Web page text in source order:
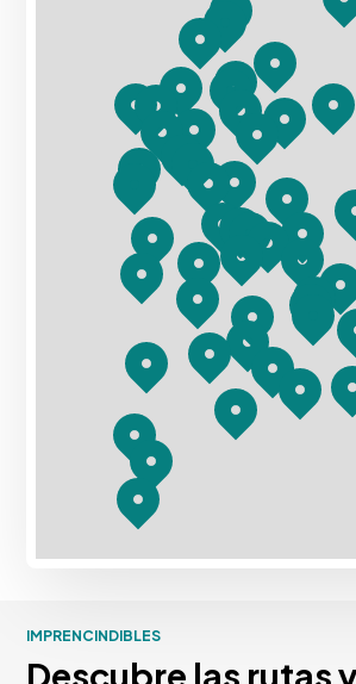
IMPRENCINDIBLES
Descubre las rutas